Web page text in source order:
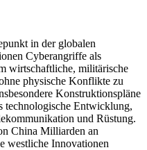
in der globalen
Cyberangriffe als
wirtschaftliche, militärische
physische Konflikte zu
Konstruktionspläne
technologische Entwicklung,
und Rüstung.
China Milliarden an
westliche Innovationen